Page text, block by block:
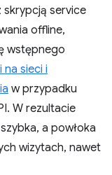
skrypcją service
offline,
wstępnego
na sieci i
w przypadku
W rezultacie
a powłoka
wizytach, nawet